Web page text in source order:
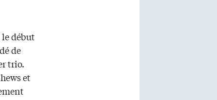
début
de
trio.
et